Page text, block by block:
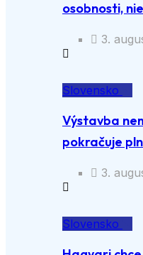
osobnosti,
3.
Slovensko
Výstavba
pokračuje
3.
Slovensko